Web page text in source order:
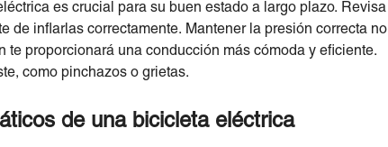
es crucial para su buen estado a largo plazo. Revisa
de inflarlas correctamente. Mantener la presión correcta no
proporcionará una conducción más cómoda y eficiente.
como pinchazos o grietas.
de una bicicleta eléctrica